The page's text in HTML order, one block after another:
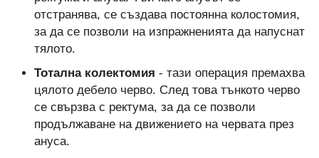
отстранява, се създава постоянна колостомия,
за да се позволи на изпражненията да напуснат
тялото.
Тотална колектомия - тази операция премахва
цялото дебело черво. След това тънкото черво
се свързва с ректума, за да се позволи
продължаване на движението на червата през
ануса.